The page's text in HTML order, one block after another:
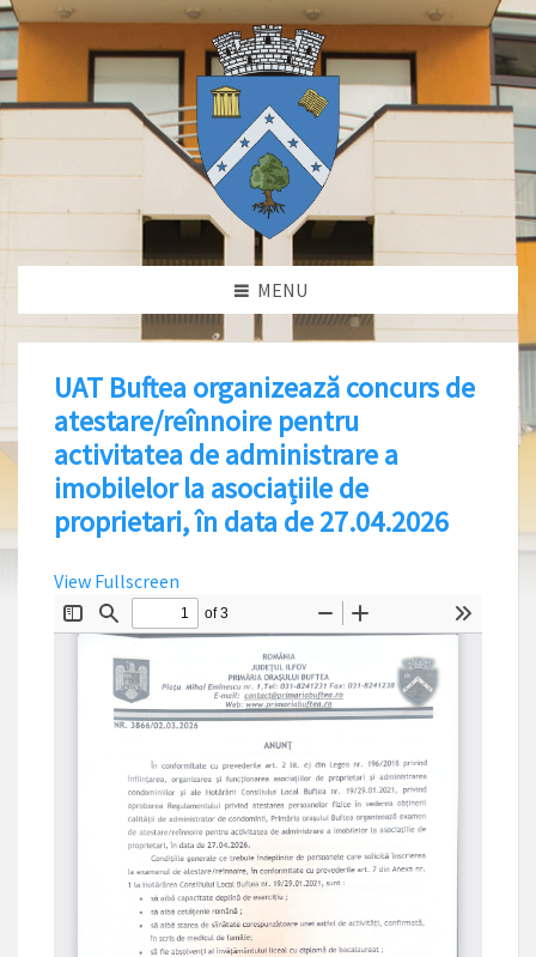
MENU
UAT Buftea organizează concurs de
atestare/reînnoire pentru
activitatea de administrare a
imobilelor la asociațiile de
proprietari, în data de 27.04.2026
View Fullscreen